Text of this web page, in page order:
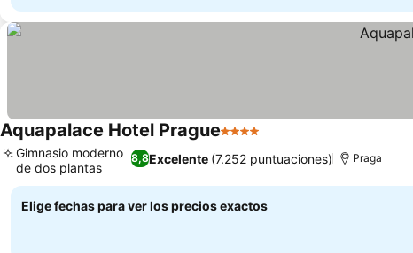
Aquapalace Hotel Prague4 Estrellas
8,8Excelente (7.252 puntuaciones)
Gimnasio moderno
de dos plantas
Praga
Elige fechas para ver los precios exactos